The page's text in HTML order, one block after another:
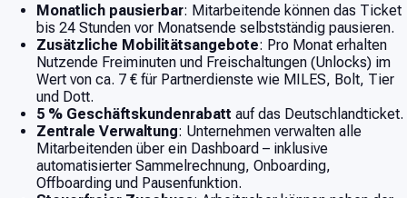
Monatlich pausierbar: Mitarbeitende können das Ticket
bis 24 Stunden vor Monatsende selbstständig pausieren.
Zusätzliche Mobilitätsangebote: Pro Monat erhalten
Nutzende Freiminuten und Freischaltungen (Unlocks) im
Wert von ca. 7 € für Partnerdienste wie MILES, Bolt, Tier
und Dott.
5 % Geschäftskundenrabatt auf das Deutschlandticket.
Zentrale Verwaltung: Unternehmen verwalten alle
Mitarbeitenden über ein Dashboard – inklusive
automatisierter Sammelrechnung, Onboarding,
Offboarding und Pausenfunktion.